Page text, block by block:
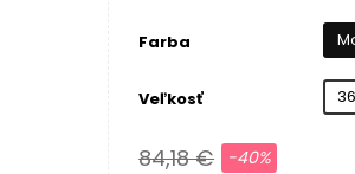
Farba
Veľkosť 36
84,18 € -40%